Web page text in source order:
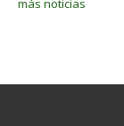
más noticias